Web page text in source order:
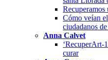
Recuperamos
Cómo veían
ciudadanos
Anna Calvet
‘RecuperArt-
curar